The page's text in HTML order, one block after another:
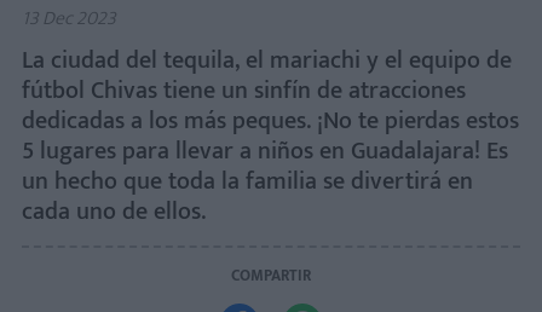
13 Dec 2023
La ciudad del tequila, el mariachi y el equipo de
fútbol Chivas tiene un sinfín de atracciones
dedicadas a los más peques. ¡No te pierdas estos
5 lugares para llevar a niños en Guadalajara! Es
un hecho que toda la familia se divertirá en
cada uno de ellos.
COMPARTIR